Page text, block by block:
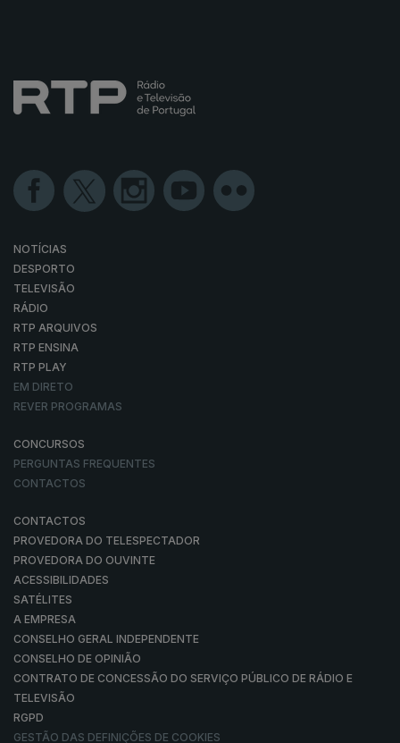
NOTÍCIAS
DESPORTO
TELEVISÃO
RÁDIO
RTP ARQUIVOS
RTP ENSINA
RTP PLAY
EM DIRETO
REVER PROGRAMAS
CONCURSOS
PERGUNTAS FREQUENTES
CONTACTOS
CONTACTOS
PROVEDORA DO TELESPECTADOR
PROVEDORA DO OUVINTE
ACESSIBILIDADES
SATÉLITES
A EMPRESA
CONSELHO GERAL INDEPENDENTE
CONSELHO DE OPINIÃO
CONTRATO DE CONCESSÃO DO SERVIÇO PÚBLICO DE RÁDIO E
TELEVISÃO
RGPD
GESTÃO DAS DEFINIÇÕES DE COOKIES